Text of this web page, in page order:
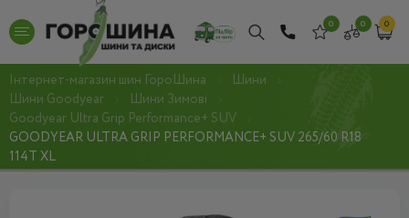
0 0 0
Інтернет-магазин шин ГороШина
Шини
Шини Goodyear
Шини Зимові
Goodyear Ultra Grip Performance+ SUV
GOODYEAR ULTRA GRIP PERFORMANCE+ SUV 265/60 R18
114T XL